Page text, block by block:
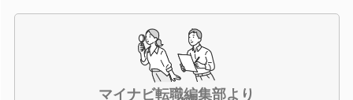
マイナビ転職編集部より